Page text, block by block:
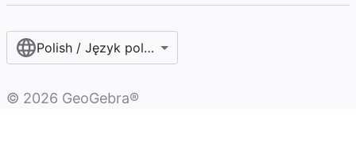
Polish / Język polski‎
© 2026 GeoGebra®